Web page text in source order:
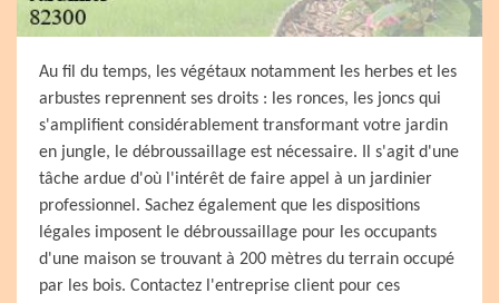
Au fil du temps, les végétaux notamment les herbes et les
arbustes reprennent ses droits : les ronces, les joncs qui
s'amplifient considérablement transformant votre jardin
en jungle, le débroussaillage est nécessaire. Il s'agit d'une
tâche ardue d'où l'intérêt de faire appel à un jardinier
professionnel. Sachez également que les dispositions
légales imposent le débroussaillage pour les occupants
d'une maison se trouvant à 200 mètres du terrain occupé
par les bois. Contactez l'entreprise client pour ces